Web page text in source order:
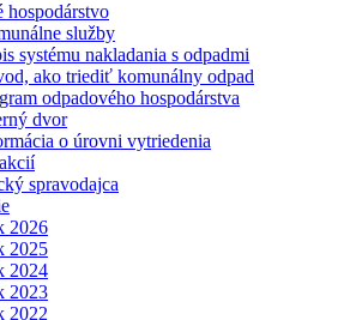
hospodárstvo
služby
systému nakladania s odpadmi
ako triediť komunálny odpad
odpadového hospodárstva
dvor
o úrovni vytriedenia
spravodajca
2026
2025
2024
2023
2022